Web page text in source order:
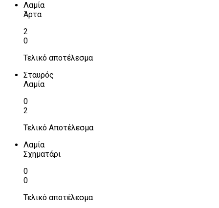
Λαμία
Άρτα
2
0
Τελικό αποτέλεσμα
Σταυρός
Λαμία
0
2
Τελικό Αποτέλεσμα
Λαμία
Σχηματάρι
0
0
Τελικό αποτέλεσμα